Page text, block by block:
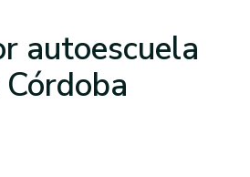
autoescuela
Córdoba